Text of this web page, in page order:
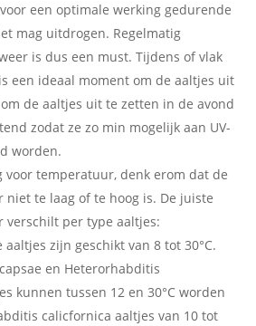
een optimale werking gedurende
mag uitdrogen. Regelmatig
is dus een must. Tijdens of vlak
een ideaal moment om de aaltjes uit
de aaltjes uit te zetten in de avond
zodat ze zo min mogelijk aan UV-
worden.
voor temperatuur, denk erom dat de
te laag of te hoog is. De juiste
verschilt per type aaltjes:
zijn geschikt van 8 tot 30°C.
en Heterorhabditis
kunnen tussen 12 en 30°C worden
calicfornica aaltjes van 10 tot